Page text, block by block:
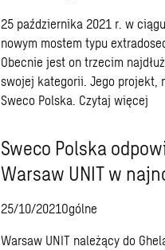
25 października 2021 r. w
nowym mostem typu
Obecnie jest on trzecim
swojej kategorii. Jego projekt,
Sweco Polska. Czytaj więcej
Sweco Polska
Warsaw UNIT w
25/10/2021Ogólne
Warsaw UNIT należący do